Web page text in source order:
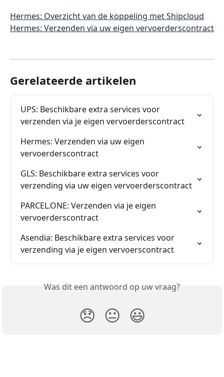
Hermes: Overzicht van de koppeling met Shipcloud
Hermes: Verzenden via uw eigen vervoerderscontract
Gerelateerde artikelen
UPS: Beschikbare extra services voor
verzenden via je eigen vervoerderscontract
Hermes: Verzenden via uw eigen
vervoerderscontract
GLS: Beschikbare extra services voor
verzending via uw eigen vervoerderscontract
PARCEL.ONE: Verzenden via je eigen
vervoerderscontract
Asendia: Beschikbare extra services voor
verzending via je eigen vervoerscontract
Was dit een antwoord op uw vraag?
😞 😐 😃